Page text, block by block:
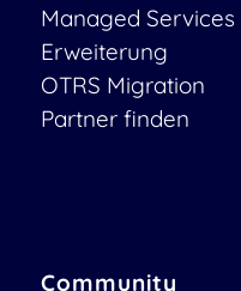
Managed Services
Erweiterung
OTRS Migration
Partner finden
Community